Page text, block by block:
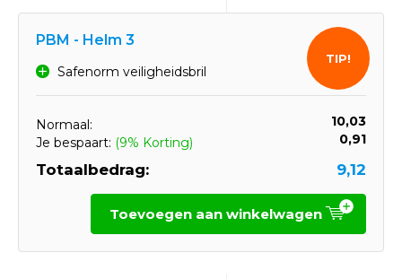
PBM - Helm 3
Safenorm veiligheidsbril
Normaal:
10,03
Je bespaart: (9% Korting) 0,91
Totaalbedrag: 9,12
TIP!
Toevoegen aan winkelwagen